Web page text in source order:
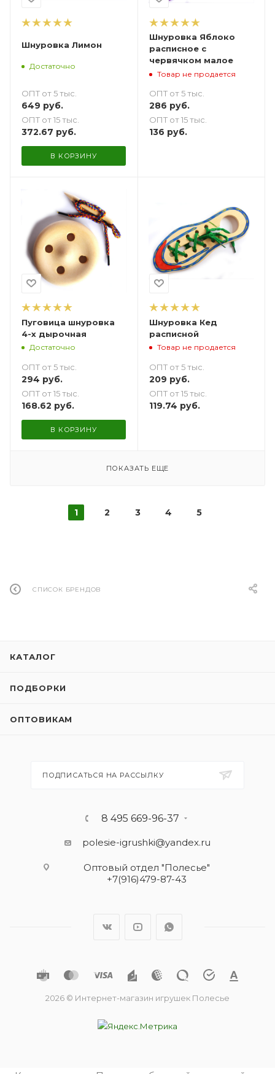
Шнуровка Лимон
Достаточно
ОПТ от 5 тыс.
649 руб.
ОПТ от 15 тыс.
372.67 руб.
В КОРЗИНУ
Шнуровка Яблоко
расписное с
червячком малое
Товар не продается
ОПТ от 5 тыс.
286 руб.
ОПТ от 15 тыс.
136 руб.
Пуговица шнуровка
4-х дырочная
Достаточно
ОПТ от 5 тыс.
294 руб.
ОПТ от 15 тыс.
168.62 руб.
В КОРЗИНУ
Шнуровка Кед
расписной
Товар не продается
ОПТ от 5 тыс.
209 руб.
ОПТ от 15 тыс.
119.74 руб.
ПОКАЗАТЬ ЕЩЕ
1 2 3 4 5
СПИСОК БРЕНДОВ
КАТАЛОГ
ПОДБОРКИ
ОПТОВИКАМ
ПОДПИСАТЬСЯ НА РАССЫЛКУ
8 495 669-96-37
polesie-igrushki@yandex.ru
Оптовый отдел "Полесье"
+7(916)479-87-43
2026 © Интернет-магазин игрушек Полесье